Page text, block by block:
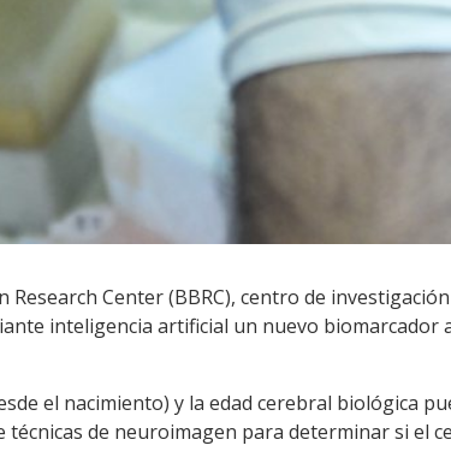
Center (BBRC), centro de
inteligencia artificial un nuevo biomarcador
el nacimiento) y la edad cerebral biológica
de neuroimagen para determinar si el